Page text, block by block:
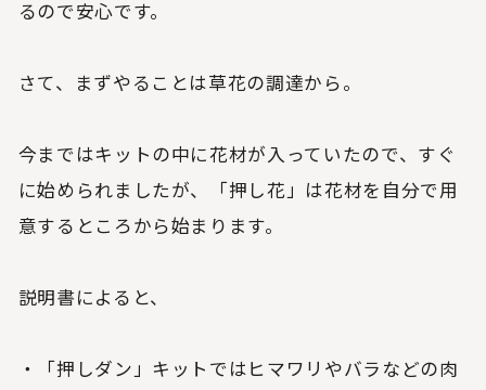
るので安心です。
さて、まずやることは草花の調達から。
今まではキットの中に花材が入っていたので、すぐ
に始められましたが、「押し花」は花材を自分で用
意するところから始まります。
説明書によると、
・「押しダン」キットではヒマワリやバラなどの肉